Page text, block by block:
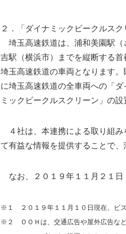
２．「ダイナミックビークルス
埼玉高速鉄道は、浦和美園駅（
吉駅（横浜市）までを縦断する
埼玉高速鉄道の車両となります
に埼玉高速鉄道の全車両への「
ミックビークルスクリーン」の
４社は、本連携による取り組み
て有益な情報を提供することで
なお、２０１９年１１月２１日
※１ ２０１９年１１月１０日現在、ビ
※２ ＯＯＨは、交通広告や屋外広告など